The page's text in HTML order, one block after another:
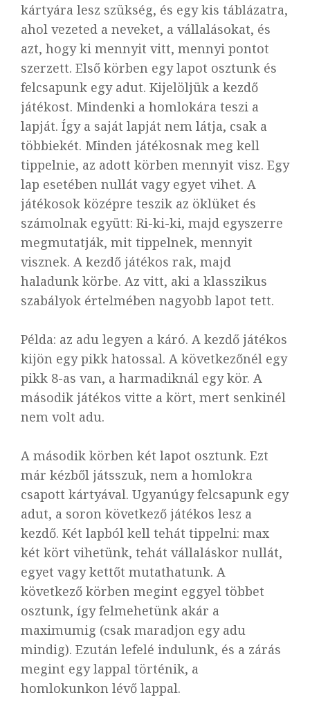
kártyára lesz szükség, és egy kis táblázatra,
ahol vezeted a neveket, a vállalásokat, és
azt, hogy ki mennyit vitt, mennyi pontot
szerzett. Első körben egy lapot osztunk és
felcsapunk egy adut. Kijelöljük a kezdő
játékost. Mindenki a homlokára teszi a
lapját. Így a saját lapját nem látja, csak a
többiekét. Minden játékosnak meg kell
tippelnie, az adott körben mennyit visz. Egy
lap esetében nullát vagy egyet vihet. A
játékosok középre teszik az öklüket és
számolnak együtt: Ri-ki-ki, majd egyszerre
megmutatják, mit tippelnek, mennyit
visznek. A kezdő játékos rak, majd
haladunk körbe. Az vitt, aki a klasszikus
szabályok értelmében nagyobb lapot tett.
Példa: az adu legyen a káró. A kezdő játékos
kijön egy pikk hatossal. A következőnél egy
pikk 8-as van, a harmadiknál egy kör. A
második játékos vitte a kört, mert senkinél
nem volt adu.
A második körben két lapot osztunk. Ezt
már kézből játsszuk, nem a homlokra
csapott kártyával. Ugyanúgy felcsapunk egy
adut, a soron következő játékos lesz a
kezdő. Két lapból kell tehát tippelni: max
két kört vihetünk, tehát vállaláskor nullát,
egyet vagy kettőt mutathatunk. A
következő körben megint eggyel többet
osztunk, így felmehetünk akár a
maximumig (csak maradjon egy adu
mindig). Ezután lefelé indulunk, és a zárás
megint egy lappal történik, a
homlokunkon lévő lappal.